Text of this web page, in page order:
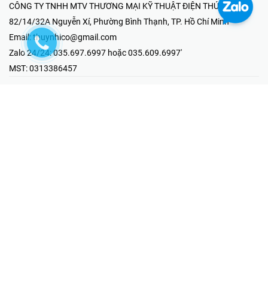
CÔNG TY TNHH MTV THƯƠNG MẠI KỸ THUẬT ĐIỆN THÚY NHI
82/14/32A Nguyễn Xí, Phường Bình Thạnh, TP. Hồ Chí Minh
Email: thuynhico@gmail.com
Zalo 24/24:035.697.6997 hoặc 035.609.6997'
MST:0313386457